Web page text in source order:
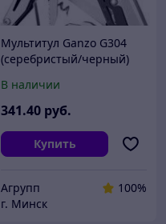
Мультитул Ganzo G304
(серебристый/черный)
В наличии
341.40 руб.
Купить
Агрупп
100%
г. Минск